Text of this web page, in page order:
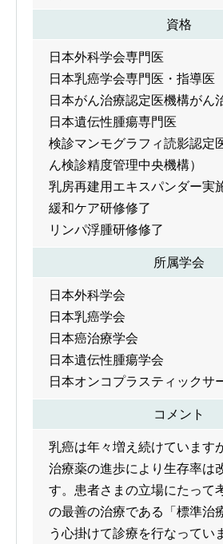
資格
日本外科学会専門医
日本乳癌学会専門医・指導医
日本がん治療認定医機構がん
日本遺伝性腫瘍専門医
検診マンモグラフィ読影認定
ん検診精度管理中央機構）
乳房再建用エキスパンダー実
緩和ケア研修修了
リンパ浮腫研修修了
所属学会
日本外科学会
日本乳癌学会
日本癌治療学会
日本遺伝性腫瘍学会
日本オンコプラスティックサ
コメント
乳癌は年々増え続けています
治療薬の進歩により生存率は
す。患者さまの立場にたって
の最善の治療である「標準治
う心掛けて診療を行なってい